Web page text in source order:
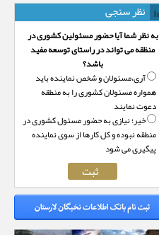
نظر سنجی
به نظر شما آیا حضور مسئولین کشوری در
منظقه می تواند در راستای توسعه مفید
باشد؟
آری،‌مسئولان و شخص نماینده باید
همواره مسئولان کشوری را به منطقه
دعوت نمایند
خیر؛‌ نیازی به حضور مسئول کشوری در
منطقه نبوده و کل کارها از سوی نماینده
پیگیری می شود